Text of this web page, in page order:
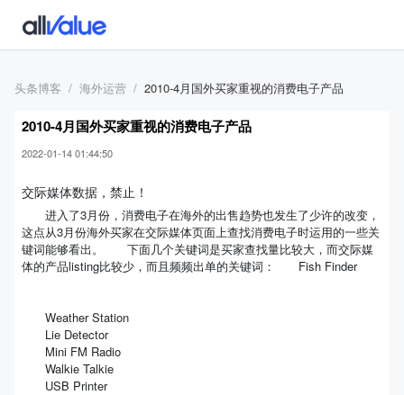
头条博客 海外运营 2010-4月国外买家重视的消费电子产品
2010-4月国外买家重视的消费电子产品
2022-01-14 01:44:50
交际媒体数据，禁止！
进入了3月份，消费电子在海外的出售趋势也发生了少许的改变，
这点从3月份海外买家在交际媒体页面上查找消费电子时运用的一些关
键词能够看出。 下面几个关键词是买家查找量比较大，而交际媒
体的产品listing比较少，而且频频出单的关键词： Fish Finder
Weather Station
Lie Detector
Mini FM Radio
Walkie Talkie
USB Printer